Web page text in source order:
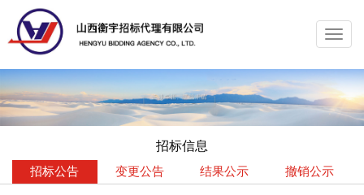
招标信息
招标公告 变更公告 结果公示 撤销公示